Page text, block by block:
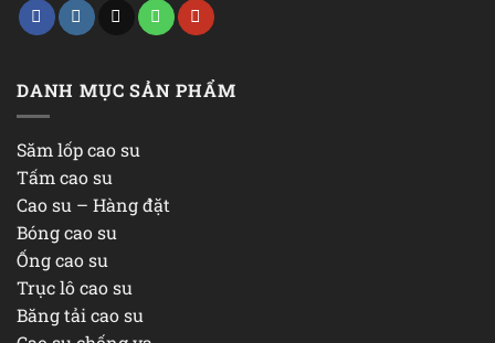
DANH MỤC SẢN PHẨM
Săm lốp cao su
Tấm cao su
Cao su – Hàng đặt
Bóng cao su
Ống cao su
Trục lô cao su
Băng tải cao su